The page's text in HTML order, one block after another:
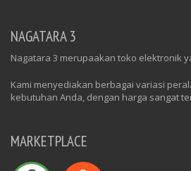
NAGATARA 3
Nagatara 3 merupaakan toko elektronik
Kami menyediakan berbagai variasi
kebutuhan Anda, dengan harga sangat
MARKETPLACE